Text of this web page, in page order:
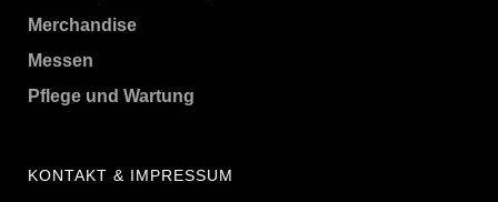
Merchandise
Messen
Pflege und Wartung
KONTAKT & IMPRESSUM